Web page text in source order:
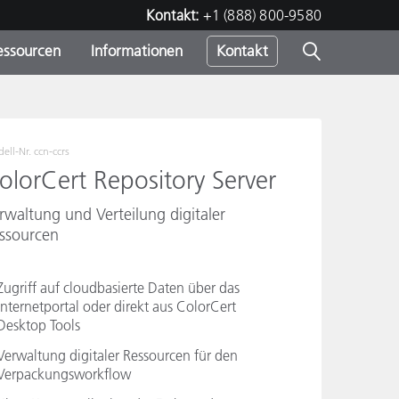
Kontakt: +1 (888) 800-9580
Informationen Kontakt
Nr. ccn-ccrs
Repository Server
und Verteilung digitaler
auf cloudbasierte Daten über das
oder direkt aus ColorCert
Tools
digitaler Ressourcen für den